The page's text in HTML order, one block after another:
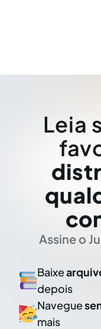
Leia
Assine o
Baixe
depois
Navegue
mais